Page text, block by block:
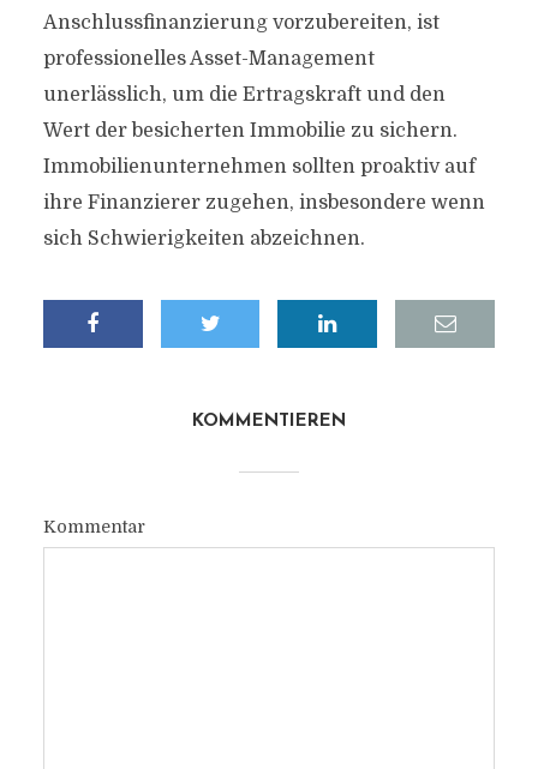
Anschlussfinanzierung vorzubereiten, ist
professionelles Asset-Management
unerlässlich, um die Ertragskraft und den
Wert der besicherten Immobilie zu sichern.
Immobilienunternehmen sollten proaktiv auf
ihre Finanzierer zugehen, insbesondere wenn
sich Schwierigkeiten abzeichnen.
KOMMENTIEREN
Kommentar